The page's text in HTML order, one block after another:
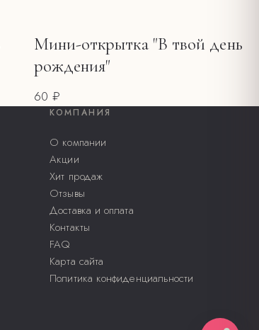
Мини-открытка "В твой день
рождения"
60 ₽
КОМПАНИЯ
О компании
Акции
Хит продаж
Отзывы
Доставка и оплата
Контакты
FAQ
Карта сайта
Политика конфиденциальности